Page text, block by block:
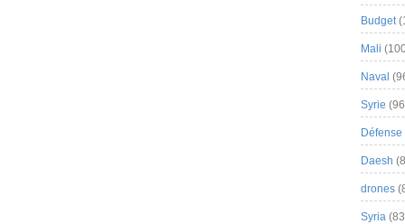
Budget
Mali
Naval
Syrie
Daesh
drones
Syria